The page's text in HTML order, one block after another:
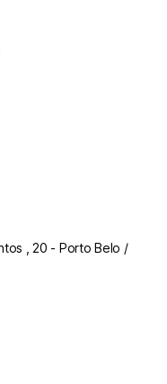
, 20 - Porto Belo /